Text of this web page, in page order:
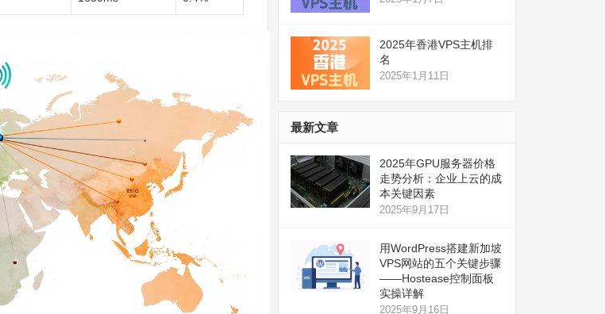
2025年香港VPS主机排
名
2025年1月11日
最新文章
2025年GPU服务器价格
走势分析：企业上云的成
本关键因素
2025年9月17日
用WordPress搭建新加坡
VPS网站的五个关键步骤
——Hostease控制面板
实操详解
2025年9月16日